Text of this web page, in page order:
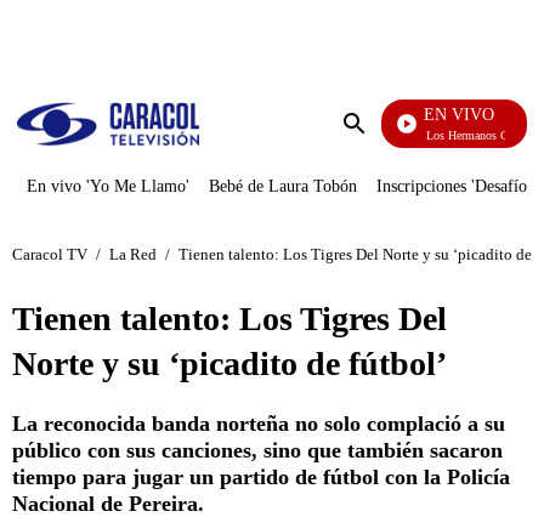
Enviar
EN VIVO
Cuentos De Los Hermanos Grimm
En vivo 'Yo Me Llamo' Bebé de Laura Tobón Inscripciones 'Desafío'
Caracol TV / La Red / Tienen talento: Los Tigres Del Norte y su ‘picadito de
Tienen talento: Los Tigres Del
Norte y su ‘picadito de fútbol’
La reconocida banda norteña no solo complació a su
público con sus canciones, sino que también sacaron
tiempo para jugar un partido de fútbol con la Policía
Nacional de Pereira.